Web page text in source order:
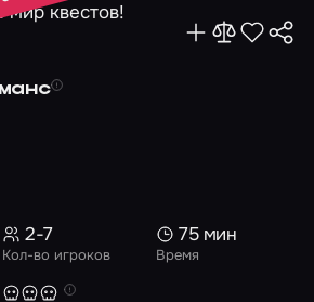
Кол-во игроков
2-7
Время
75 мин